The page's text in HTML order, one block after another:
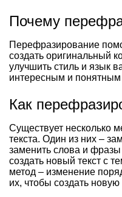
Почему
Перефразирование
создать оригинальный
улучшить стиль и язык
интересным и понятным
Как
Существует несколько
текста. Один из них –
заменить слова и
создать новый текст с
метод – изменение
их, чтобы создать